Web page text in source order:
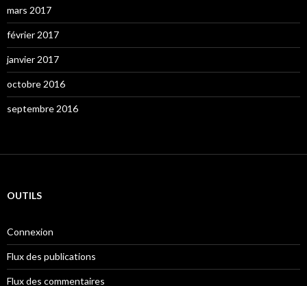
mars 2017
février 2017
janvier 2017
octobre 2016
septembre 2016
OUTILS
Connexion
Flux des publications
Flux des commentaires